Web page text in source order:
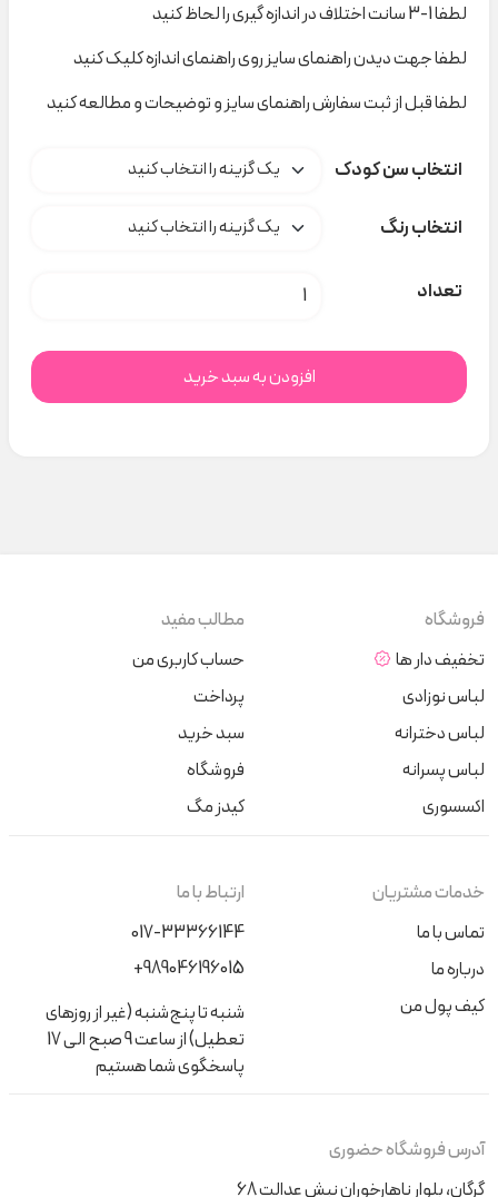
لطفا 1-3 سانت اختلاف در اندازه گیری را لحاظ کنید
لطفا جهت دیدن راهنمای سایز روی راهنمای اندازه کلیک کنید
لطفا قبل از ثبت سفارش راهنمای سایز و توضیحات و مطالعه کنید
انتخاب سن کودک
انتخاب رنگ
تعداد بادی نخی وکلاه angou کد t000694 عدد
افزودن به سبد خرید
فروشگاه
تخفیف دار ها
لباس نوزادی
لباس دخترانه
لباس پسرانه
اکسسوری
مطالب مفید
حساب کاربری من
پرداخت
سبد خرید
فروشگاه
کیدز مگ
خدمات مشتریان
تماس با ما
درباره ما
کیف پول من
ارتباط با ما
017-33366144
+989046196015
شنبه تا پنج‌شنبه (غیر از روزهای
تعطیل) از ساعت 9 صبح الی 17
پاسخگوی شما هستیم
آدرس فروشگاه حضوری
گرگان، بلوار ناهارخوران نبش عدالت 68